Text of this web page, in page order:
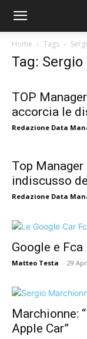
Home Tags
Tag:
TOP
accorcia le
Redazione Data
Top
indiscusso
Redazione Data
Google e
Matteo Testa - 29
Marchionne:
Apple Car”